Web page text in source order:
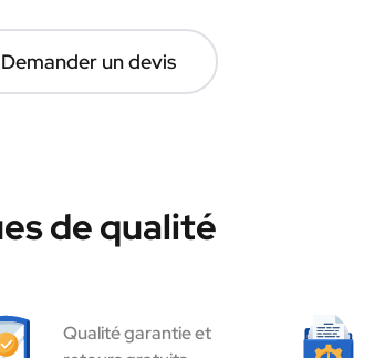
Demander un devis
de qualité
Qualité garantie et